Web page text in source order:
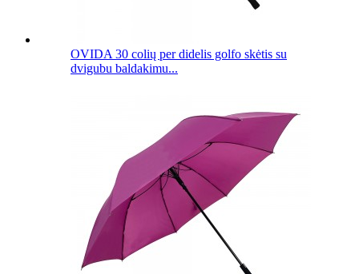
OVIDA 30 colių per didelis golfo skėtis su
dvigubu baldakimu...